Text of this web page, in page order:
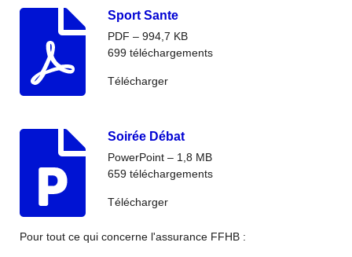
Sport Sante
PDF – 994,7 KB
699 téléchargements
Télécharger
Soirée Débat
PowerPoint – 1,8 MB
659 téléchargements
Télécharger
Pour tout ce qui concerne l'assurance FFHB :